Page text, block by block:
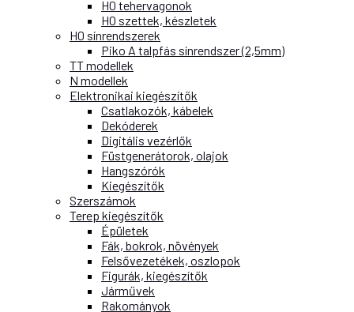
H0 tehervagonok
H0 szettek, készletek
H0 sínrendszerek
Piko A talpfás sínrendszer (2,5mm)
TT modellek
N modellek
Elektronikai kiegészítők
Csatlakozók, kábelek
Dekóderek
Digitális vezérlők
Füstgenerátorok, olajok
Hangszórók
Kiegészítők
Szerszámok
Terep kiegészítők
Épületek
Fák, bokrok, növények
Felsővezetékek, oszlopok
Figurák, kiegészítők
Járművek
Rakományok